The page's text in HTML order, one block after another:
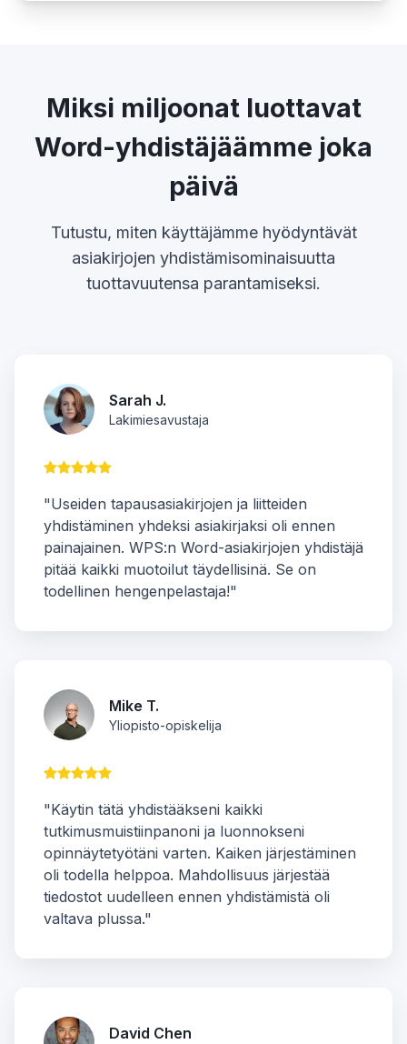
Miksi miljoonat luottavat
Word-yhdistäjäämme joka
päivä
Tutustu, miten käyttäjämme hyödyntävät
asiakirjojen yhdistämisominaisuutta
tuottavuutensa parantamiseksi.
Sarah J.
Lakimiesavustaja
"Useiden tapausasiakirjojen ja liitteiden
yhdistäminen yhdeksi asiakirjaksi oli ennen
painajainen. WPS:n Word-asiakirjojen yhdistäjä
pitää kaikki muotoilut täydellisinä. Se on
todellinen hengenpelastaja!"
Mike T.
Yliopisto-opiskelija
"Käytin tätä yhdistääkseni kaikki
tutkimusmuistiinpanoni ja luonnokseni
opinnäytetyötäni varten. Kaiken järjestäminen
oli todella helppoa. Mahdollisuus järjestää
tiedostot uudelleen ennen yhdistämistä oli
valtava plussa."
David Chen